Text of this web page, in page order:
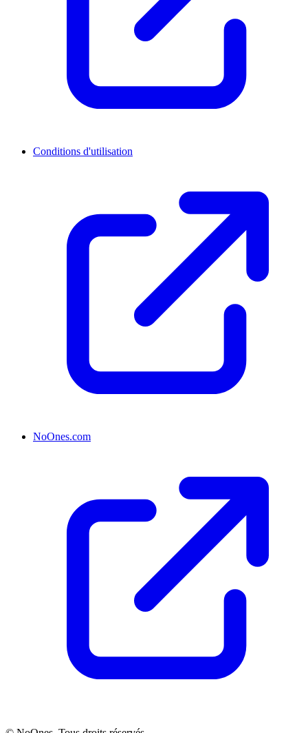
Conditions d'utilisation
NoOnes.com